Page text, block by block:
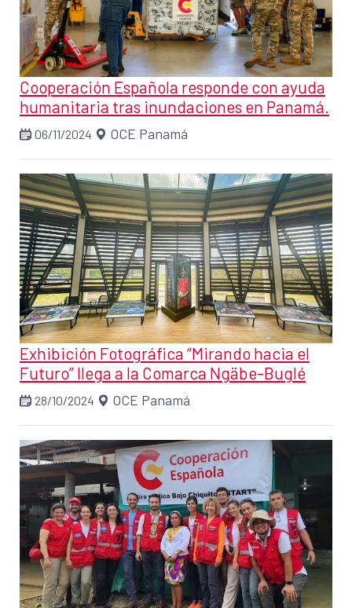
Cooperación Española responde con ayuda
humanitaria tras inundaciones en Panamá.
06/11/2024 OCE Panamá
Exhibición Fotográfica “Mirando hacia el
Futuro” llega a la Comarca Ngäbe-Buglé
28/10/2024 OCE Panamá